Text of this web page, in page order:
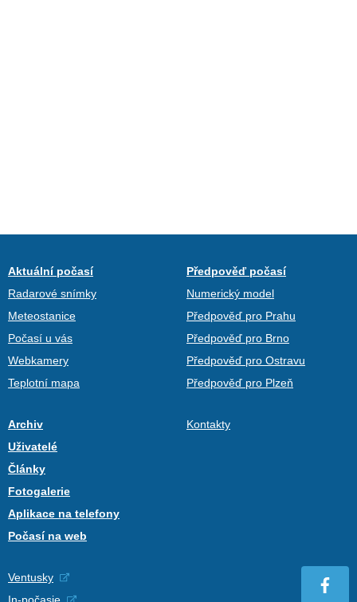
Aktuální počasí
Radarové snímky
Meteostanice
Počasí u vás
Webkamery
Teplotní mapa
Předpověď počasí
Numerický model
Předpověď pro Prahu
Předpověď pro Brno
Předpověď pro Ostravu
Předpověď pro Plzeň
Archiv
Uživatelé
Články
Fotogalerie
Aplikace na telefony
Počasí na web
Kontakty
Ventusky